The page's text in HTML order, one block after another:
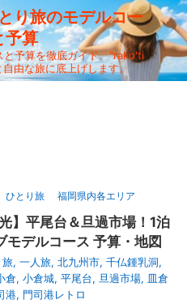
り旅のモデルコー
予算
と予算を徹底ガイド。"rako'ti
由な旅に底上げします。
ひとり旅 福岡県内各エリア
】平尾台＆旦過市場！1泊
モデルコース 予算・地図
旅, 一人旅, 北九州市, 千仏鍾乳洞,
倉, 小倉城, 平尾台, 旦過市場, 皿倉
港, 門司港レトロ